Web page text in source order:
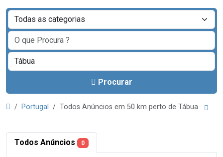
Procurar
Portugal Todos Anúncios em 50 km perto de Tábua
Todos Anúncios 0